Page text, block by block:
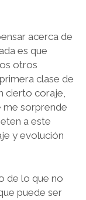
acerca de
es que
otros
clase de
cierto coraje,
me sorprende
a este
y evolución
de lo que no
puede ser